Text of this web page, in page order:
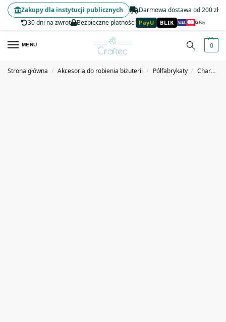
Darmowa dostawa od 200 zł
30 dni na zwrot
Bezpieczne płatności PayU BLIK
Zakupy dla instytucji publicznych
MENU 0
Strona główna / Akcesoria do robienia biżuterii / Półfabrykaty / Charmsy, zawieszki